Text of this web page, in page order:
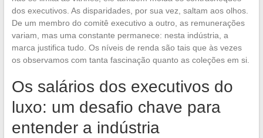
dos executivos. As disparidades, por sua vez, saltam aos olhos.
De um membro do comitê executivo a outro, as remunerações
variam, mas uma constante permanece: nesta indústria, a
marca justifica tudo. Os níveis de renda são tais que às vezes
os observamos com tanta fascinação quanto as coleções em si.
Os salários dos executivos do
luxo: um desafio chave para
entender a indústria